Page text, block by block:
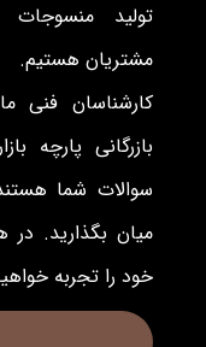
تولید
مشتریان هستیم.
کارشناسان فنی
بازرگانی پارچه
سوالات شما
میان بگذارید.
خود را تجربه